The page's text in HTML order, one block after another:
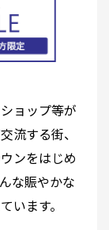
ョップ等が
流する街、
ンをはじめ
な賑やかな
います。